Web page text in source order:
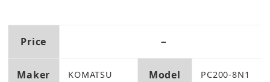
Price －
Maker KOMATSU Model PC200-8N1